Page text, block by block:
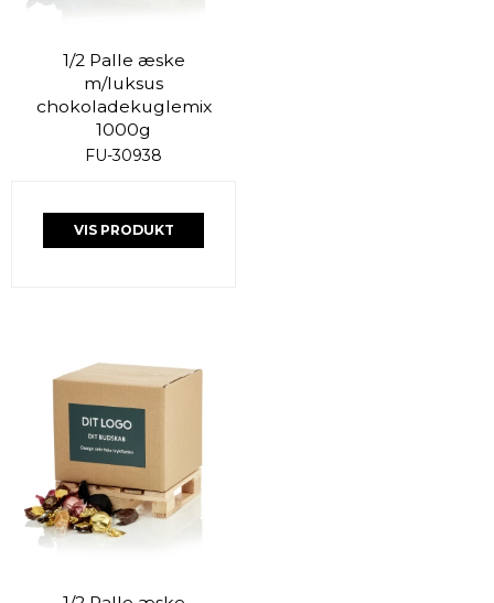
1/2 Palle æske
m/luksus
chokoladekuglemix
1000g
FU-30938
VIS PRODUKT